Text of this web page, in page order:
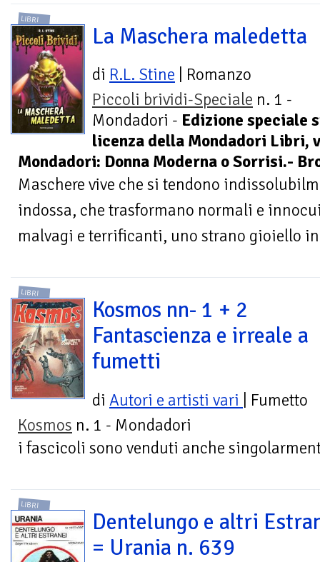
LIBRI
La Maschera maledetta
di R.L. Stine | Romanzo
Piccoli brividi-Speciale n. 1 -
Mondadori - Edizione speciale
licenza della Mondadori Libri,
Mondadori: Donna Moderna o Sorrisi.-
Maschere vive che si tendono
indossa, che trasformano normali e
malvagi e terrificanti, uno strano gioiello
LIBRI
Kosmos nn- 1 + 2
Fantascienza e irreale a
fumetti
di Autori e artisti vari
| Fumetto
Kosmos n. 1 - Mondadori
i fascicoli sono venduti anche
LIBRI
Dentelungo e altri
= Urania n. 639